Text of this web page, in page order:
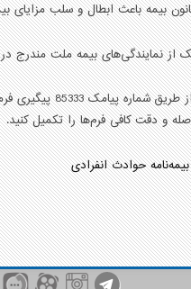
نمایندگی‌های بیمه ملت مندرج
85333 پیگیری فرمایید.
حوادث انفرادی